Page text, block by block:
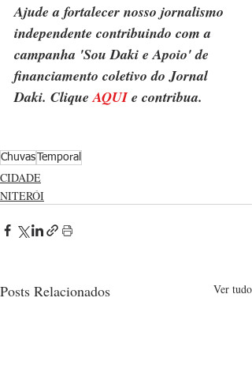
Ajude a fortalecer nosso jornalismo
independente contribuindo com a
campanha 'Sou Daki e Apoio' de
financiamento coletivo do Jornal
Daki. Clique AQUI e contribua.
ChuvasTemporal
CIDADE
NITERÓI
Posts Relacionados Ver tudo